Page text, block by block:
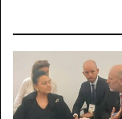
أدب الطفل، وذلك
العربية
بهدف تعزيز
الناشئة.